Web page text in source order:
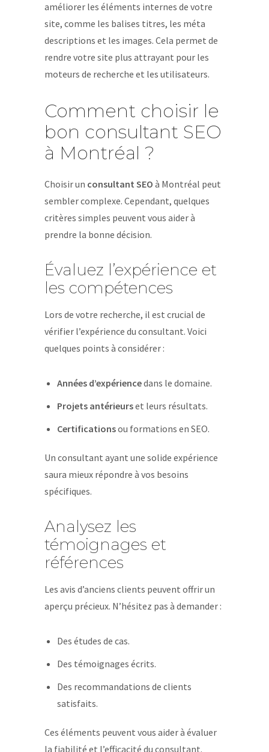
améliorer les éléments internes de votre
site, comme les balises titres, les méta
descriptions et les images. Cela permet de
rendre votre site plus attrayant pour les
moteurs de recherche et les utilisateurs.
Comment choisir le
bon consultant SEO
à Montréal ?
Choisir un consultant SEO à Montréal peut
sembler complexe. Cependant, quelques
critères simples peuvent vous aider à
prendre la bonne décision.
Évaluez l’expérience et
les compétences
Lors de votre recherche, il est crucial de
vérifier l’expérience du consultant. Voici
quelques points à considérer :
Années d’expériencedans le domaine.
Projets antérieurset leurs résultats.
Certificationsou formations en SEO.
Un consultant ayant une solide expérience
saura mieux répondre à vos besoins
spécifiques.
Analysez les
témoignages et
références
Les avis d’anciens clients peuvent offrir un
aperçu précieux. N’hésitez pas à demander :
Des études de cas.
Des témoignages écrits.
Des recommandations de clients
satisfaits.
Ces éléments peuvent vous aider à évaluer
la fiabilité et l’efficacité du consultant.